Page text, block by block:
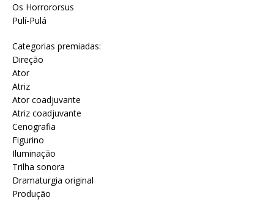
Os Horrororsus
Pulí-Pulá
Categorias premiadas:
Direção
Ator
Atriz
Ator coadjuvante
Atriz coadjuvante
Cenografia
Figurino
Iluminação
Trilha sonora
Dramaturgia original
Produção